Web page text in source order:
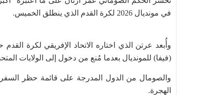
في مونديال 2026 لكرة القدم الذي ينطلق الخميس.
(فيفا) للمونديال بعدما مُنع من دخول إلى الولايات
والصومال من الدول المدرجة على قائمة حظر
الهجرة.